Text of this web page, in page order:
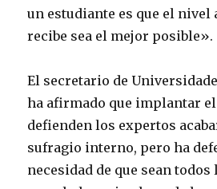
un estudiante es que el nivel
recibe sea el mejor posible».
El secretario de
ha afirmado que implantar
defienden los expertos
sufragio interno, pero ha
necesidad de que sean